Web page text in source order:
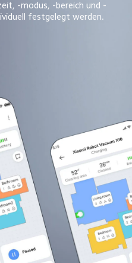
-modus, -bereich und -
festgelegt werden.